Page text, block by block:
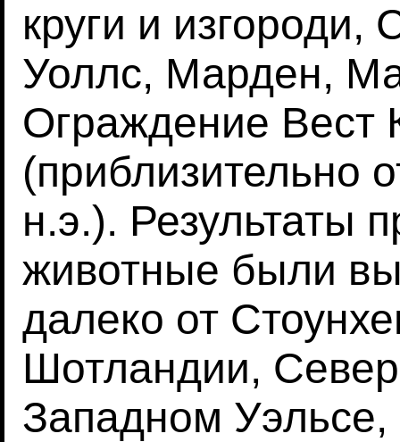
круги и изгороди,
Уоллс, Марден,
Ограждение Вест
(приблизительно
н.э.). Результаты
животные были
далеко от
Шотландии,
Западном Уэльсе,